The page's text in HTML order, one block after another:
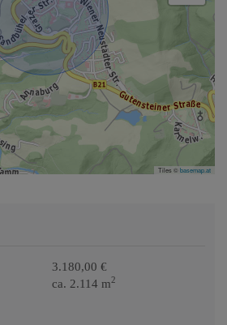
Tiles ©basemap.at
3.180,00 €
ca. 2.114 m2